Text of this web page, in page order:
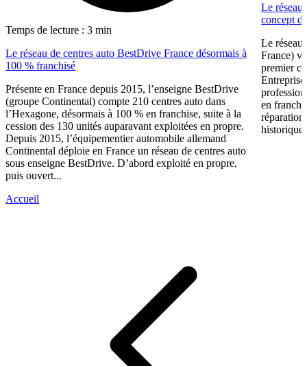
Temps de lecture : 3 min
Le réseau de centres auto BestDrive France désormais à
100 % franchisé
Présente en France depuis 2015, l’enseigne BestDrive
(groupe Continental) compte 210 centres auto dans
l’Hexagone, désormais à 100 % en franchise, suite à la
cession des 130 unités auparavant exploitées en propre.
Depuis 2015, l’équipementier automobile allemand
Continental déploie en France un réseau de centres auto
sous enseigne BestDrive. D’abord exploité en propre,
puis ouvert...
Le réseau
concept
Le réseau
France)
premier
en
historique
Accueil